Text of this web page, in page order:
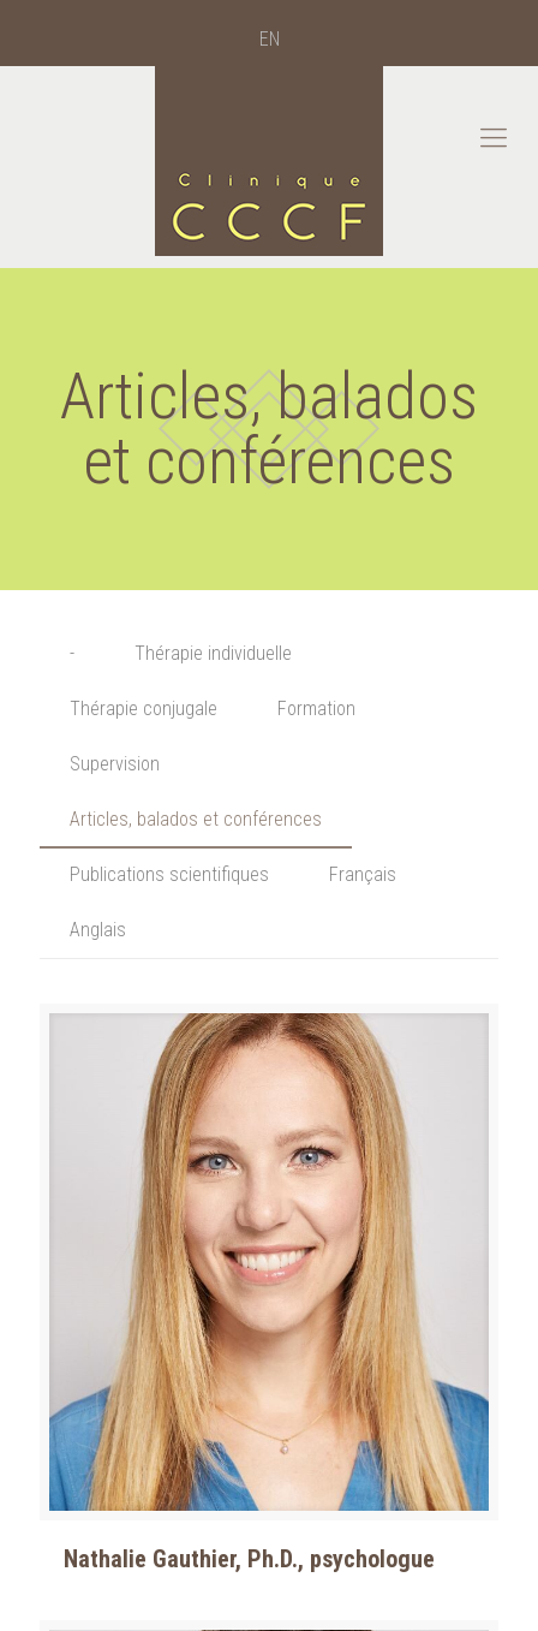
EN
Articles, balados
et conférences
- Thérapie individuelle
Thérapie conjugale Formation
Supervision
Articles, balados et conférences
Publications scientifiques Français
Anglais
Nathalie Gauthier, Ph.D., psychologue